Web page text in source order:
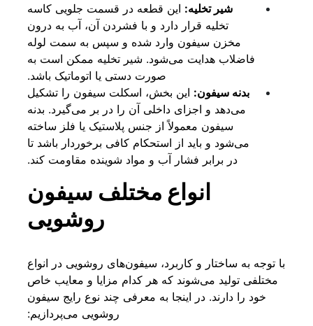
شیر تخلیه: این قطعه در قسمت جلویی کاسه
تخلیه قرار دارد و با فشردن آن، آب به درون
مخزن سیفون وارد شده و سپس به سمت لوله
فاضلاب هدایت می‌شود. شیر تخلیه ممکن است به
صورت دستی یا اتوماتیک باشد.
بدنه سیفون: این بخش، اسکلت سیفون را تشکیل
می‌دهد و اجزای داخلی آن را در بر می‌گیرد. بدنه
سیفون معمولاً از جنس پلاستیک یا فلز ساخته
می‌شود و باید از استحکام کافی برخوردار باشد تا
در برابر فشار آب و مواد شوینده مقاومت کند.
انواع مختلف سیفون
روشویی
با توجه به ساختار و کاربرد، سیفون‌های روشویی در انواع
مختلفی تولید می‌شوند که هر کدام مزایا و معایب خاص
خود را دارند. در اینجا به معرفی چند نوع رایج سیفون
روشویی می‌پردازیم: